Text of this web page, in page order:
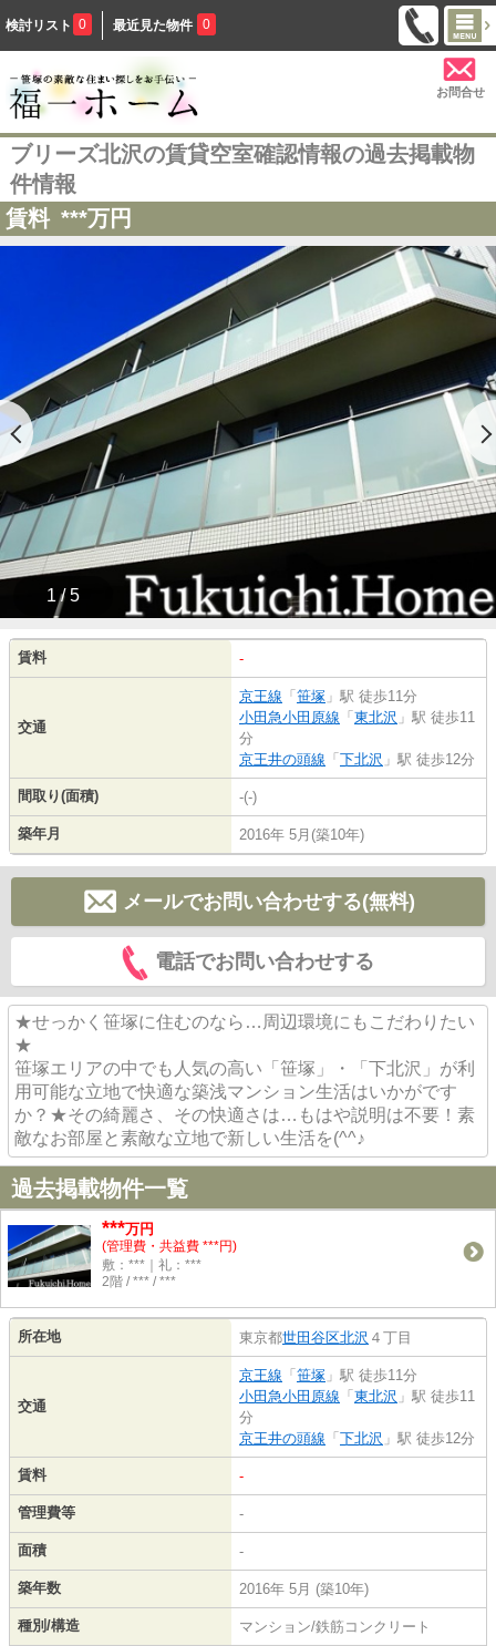
検討リスト 0 最近見た物件 0
お問合せ
ブリーズ北沢の賃貸空室確認情報の過去掲載物
件情報
賃料 ***万円
1 / 5
賃料 -
交通
京王線 「 笹塚 」駅 徒歩11分
小田急小田原線 「 東北沢 」駅 徒歩11
分
京王井の頭線 「 下北沢 」駅 徒歩12分
間取り(面積) -(-)
築年月 2016年 5月(築10年)
メールでお問い合わせする(無料)
電話でお問い合わせする
★せっかく笹塚に住むのなら…周辺環境にもこだわりたい
★
笹塚エリアの中でも人気の高い「笹塚」・「下北沢」が利
用可能な立地で快適な築浅マンション生活はいかがです
か？★その綺麗さ、その快適さは…もはや説明は不要！素
敵なお部屋と素敵な立地で新しい生活を(^^♪
過去掲載物件一覧
***万円
(管理費・共益費 ***円)
敷：***｜礼：***
2階 / *** / ***
所在地 東京都世田谷区北沢 ４丁目
交通
京王線 「 笹塚 」駅 徒歩11分
小田急小田原線 「 東北沢 」駅 徒歩11
分
京王井の頭線 「 下北沢 」駅 徒歩12分
賃料 -
管理費等 -
面積 -
築年数 2016年 5月 (築10年)
種別/構造 マンション/鉄筋コンクリート